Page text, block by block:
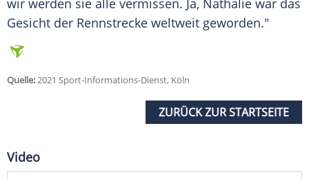
wir werden sie alle vermissen. Ja, Nathalie war das
Gesicht der Rennstrecke weltweit geworden."
Quelle:2021 Sport-Informations-Dienst, Köln
ZURÜCK ZUR STARTSEITE
Video